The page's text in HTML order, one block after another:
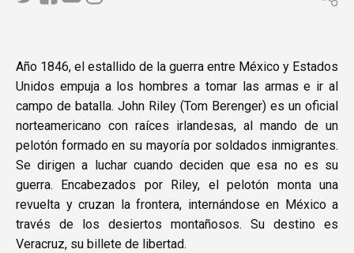
Año 1846, el estallido de la guerra entre México y Estados
Unidos empuja a los hombres a tomar las armas e ir al
campo de batalla. John Riley (Tom Berenger) es un oficial
norteamericano con raíces irlandesas, al mando de un
pelotón formado en su mayoría por soldados inmigrantes.
Se dirigen a luchar cuando deciden que esa no es su
guerra. Encabezados por Riley, el pelotón monta una
revuelta y cruzan la frontera, internándose en México a
través de los desiertos montañosos. Su destino es
Veracruz, su billete de libertad.